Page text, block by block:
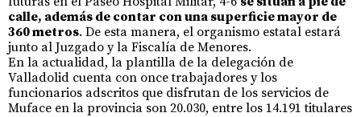
calle, además de contar con una superficie mayor de
360 metros. De esta manera, el organismo estatal estará
junto al Juzgado y la Fiscalía de Menores.
En la actualidad, la plantilla de la delegación de
Valladolid cuenta con once trabajadores y los
funcionarios adscritos que disfrutan de los servicios de
Muface en la provincia son 20.030, entre los 14.191 titulares